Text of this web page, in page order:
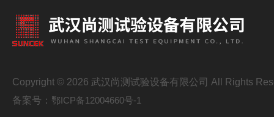
Copyright © 2026 武汉尚测试验设备有限公司 All Rights
备案号： 鄂ICP备12004660号-1